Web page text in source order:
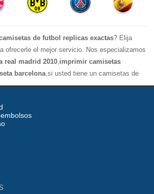
de futbol replicas exactas? Elija
ofrecerle el mejor servicio. Nos especializamos
real madrid 2010,imprimir camisetas
barcelona,si usted tiene un camisetas de
la bienvenida a nuestra tienda paracomprar, le
compras por más de 99 € envío gratis.
de ánimo, gracias por su compra!